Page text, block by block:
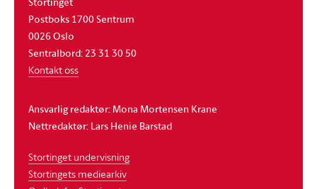
Postboks 1700 Sentrum
0026 Oslo
Sentralbord: 23 31 30 50
Kontakt oss
Ansvarlig redaktør: Mona Mortensen Krane
Nettredaktør: Lars Henie Barstad
Stortinget undervisning
Stortingets mediearkiv